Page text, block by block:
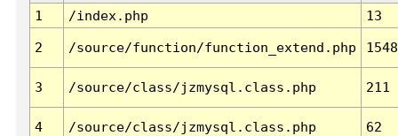
1
/index.php 13
2 /source/function/function_extend.php 1548
3 /source/class/jzmysql.class.php 211
4 /source/class/jzmysql.class.php 62